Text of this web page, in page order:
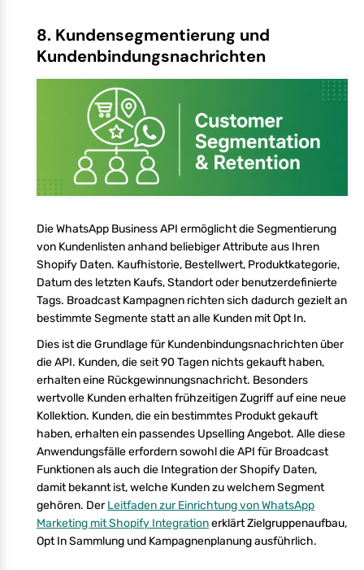
8. Kundensegmentierung und
Kundenbindungsnachrichten
Die WhatsApp Business API ermöglicht die Segmentierung
von Kundenlisten anhand beliebiger Attribute aus Ihren
Shopify Daten. Kaufhistorie, Bestellwert, Produktkategorie,
Datum des letzten Kaufs, Standort oder benutzerdefinierte
Tags. Broadcast Kampagnen richten sich dadurch gezielt an
bestimmte Segmente statt an alle Kunden mit Opt In.
Dies ist die Grundlage für Kundenbindungsnachrichten über
die API. Kunden, die seit 90 Tagen nichts gekauft haben,
erhalten eine Rückgewinnungsnachricht. Besonders
wertvolle Kunden erhalten frühzeitigen Zugriff auf eine neue
Kollektion. Kunden, die ein bestimmtes Produkt gekauft
haben, erhalten ein passendes Upselling Angebot. Alle diese
Anwendungsfälle erfordern sowohl die API für Broadcast
Funktionen als auch die Integration der Shopify Daten,
damit bekannt ist, welche Kunden zu welchem Segment
gehören. DerLeitfaden zur Einrichtung von WhatsApp
Marketing mit Shopify Integrationerklärt Zielgruppenaufbau,
Opt In Sammlung und Kampagnenplanung ausführlich.